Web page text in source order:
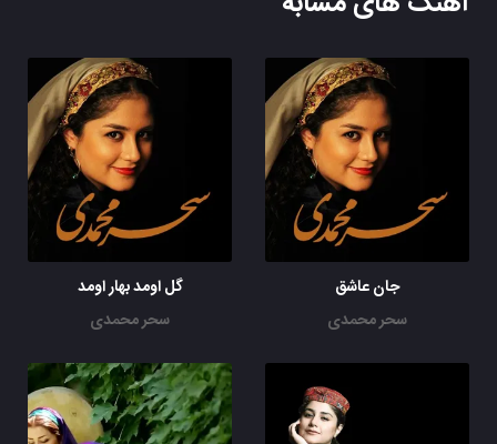
جان عاشق
سحر محمدی
گل اومد بهار اومد
سحر محمدی